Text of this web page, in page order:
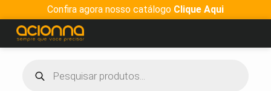
Confira agora nosso catálogo Clique Aqui